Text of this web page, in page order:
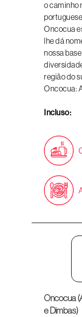
o caminho
Oncocua
lhe dá
nossa
região do
Oncocua:
Incluso:
Oncocua
e Dimbas)